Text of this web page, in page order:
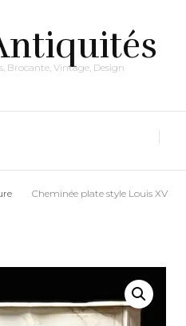
Brocante, Vintage, Design
Cheminée plate style Louis XV